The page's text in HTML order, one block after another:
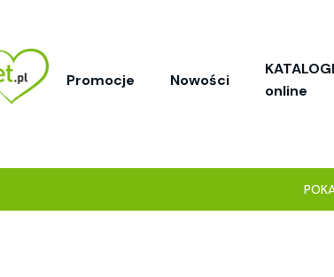
Promocje Nowości
KATALOGI
online